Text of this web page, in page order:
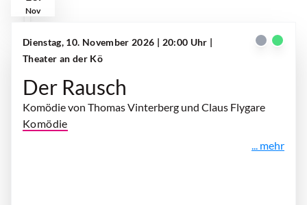
Nov
Dienstag, 10. November 2026 | 20:00 Uhr |
Theater an der Kö
Der Rausch
Komödie von Thomas Vinterberg und Claus Flygare
Komödie
... mehr